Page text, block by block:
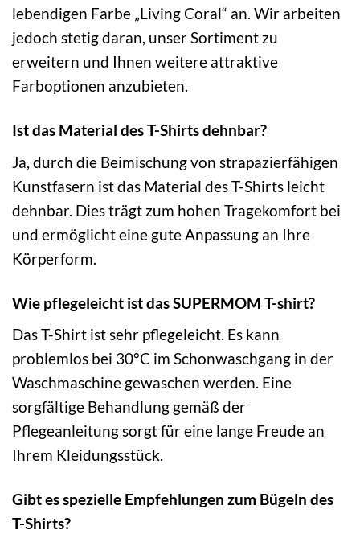
lebendigen Farbe „Living Coral“ an. Wir arbeiten
jedoch stetig daran, unser Sortiment zu
erweitern und Ihnen weitere attraktive
Farboptionen anzubieten.
Ist das Material des T-Shirts dehnbar?
Ja, durch die Beimischung von strapazierfähigen
Kunstfasern ist das Material des T-Shirts leicht
dehnbar. Dies trägt zum hohen Tragekomfort bei
und ermöglicht eine gute Anpassung an Ihre
Körperform.
Wie pflegeleicht ist das SUPERMOM T-shirt?
Das T-Shirt ist sehr pflegeleicht. Es kann
problemlos bei 30°C im Schonwaschgang in der
Waschmaschine gewaschen werden. Eine
sorgfältige Behandlung gemäß der
Pflegeanleitung sorgt für eine lange Freude an
Ihrem Kleidungsstück.
Gibt es spezielle Empfehlungen zum Bügeln des
T-Shirts?